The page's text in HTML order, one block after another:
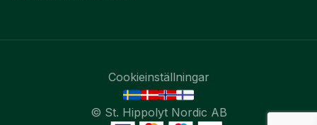
© St. Hippolyt Nordic AB
Cookieinställningar